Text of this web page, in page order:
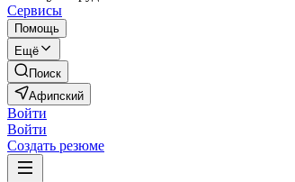
Сервисы
Помощь
Ещё
Поиск
Афипский
Войти
Войти
Создать резюме